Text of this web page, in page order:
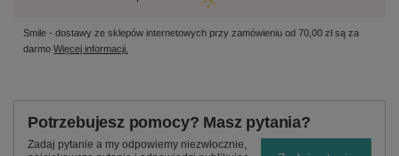
Smile - dostawy ze sklepów internetowych przy zamówieniu od 70,00 złsą za
darmo Więcej informacji.
Potrzebujesz pomocy? Masz pytania?
Zadaj pytanie a my odpowiemy niezwłocznie,